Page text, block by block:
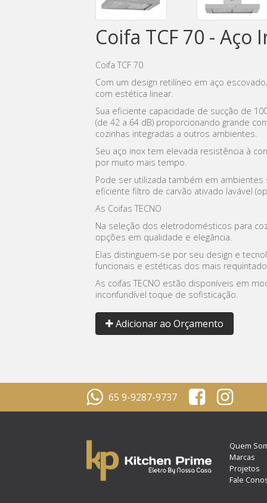
Coifa TCF 70 - Aço
Coifa TCF 70
Com um design retilíneo em aço
com estética linear.
Sua eficiente capacidade de sucção de
(de 42 a 64 dB) proporcionando grande
cozinhas integradas a outros ambientes.
Seu aço inox tem elevada resistência à
por muito mais tempo.
Pode ser utilizada também em
eficiente filtro de carvão ativado lavável
As Coifas TECNO
Na seleção dos eletrodomésticos para
opções em qualidade e elegância.
Elas distinguem-se por seu design e
funcionais e estéticas dos mais
As coifas TECNO estão disponíveis em
inconfundível toque de sofisticação.
Adicionar ao Orçamento
65 9-9287-9737
Quem
Marcas
Projetos
Fale